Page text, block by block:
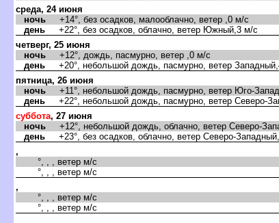
среда, 24 июня
ночь +14°, без осадков, малооблачно, ветер ,0 м/с
день +22°, без осадков, облачно, ветер Южный,3 м/с
четверг, 25 июня
ночь +12°, дождь, пасмурно, ветер ,0 м/с
день +20°, небольшой дождь, пасмурно, ветер
пятница, 26 июня
ночь +11°, небольшой дождь, пасмурно, ветер Юго-
день +22°, небольшой дождь, пасмурно, ветер Северо-
суббота, 27 июня
ночь +12°, небольшой дождь, облачно, ветер Северо-
день +23°, без осадков, облачно, ветер Северо-
,
°, , , ветер м/с
°, , , ветер м/с
,
°, , , ветер м/с
°, , , ветер м/с